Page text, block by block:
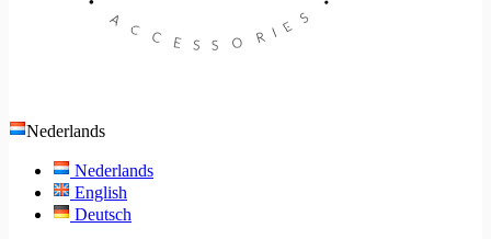
Nederlands
Nederlands
English
Deutsch